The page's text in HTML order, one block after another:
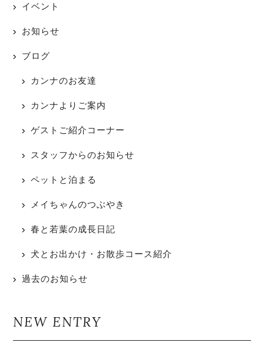
イベント
お知らせ
ブログ
カンナのお友達
カンナよりご案内
ゲストご紹介コーナー
スタッフからのお知らせ
ペットと泊まる
メイちゃんのつぶやき
春と若葉の成長日記
犬とお出かけ・お散歩コース紹介
過去のお知らせ
NEW ENTRY